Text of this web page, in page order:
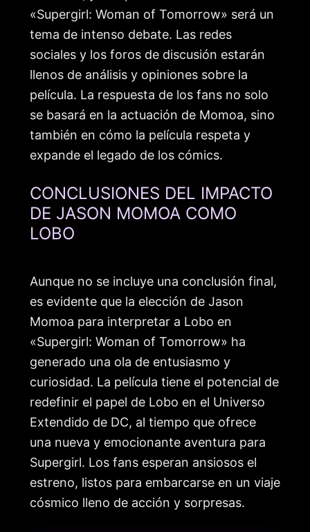
«Supergirl: Woman of Tomorrow» será un
tema de intenso debate. Las redes
sociales y los foros de discusión estarán
llenos de análisis y opiniones sobre la
película. La respuesta de los fans no solo
se basará en la actuación de Momoa, sino
también en cómo la película respeta y
expande el legado de los cómics.
CONCLUSIONES DEL IMPACTO
DE JASON MOMOA COMO
LOBO
Aunque no se incluye una conclusión final,
es evidente que la elección de Jason
Momoa para interpretar a Lobo en
«Supergirl: Woman of Tomorrow» ha
generado una ola de entusiasmo y
curiosidad. La película tiene el potencial de
redefinir el papel de Lobo en el Universo
Extendido de DC, al tiempo que ofrece
una nueva y emocionante aventura para
Supergirl. Los fans esperan ansiosos el
estreno, listos para embarcarse en un viaje
cósmico lleno de acción y sorpresas.